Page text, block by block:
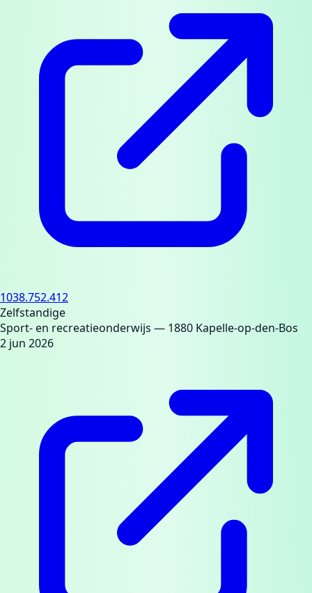
1038.752.412
Zelfstandige
Sport- en recreatieonderwijs — 1880 Kapelle-op-den-Bos
2 jun 2026